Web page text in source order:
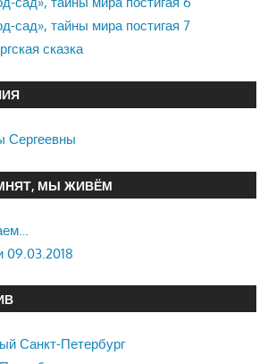
сад», тайны мира постигая 7
сказка
Сергеевны
МЫ ЖИВЁМ
09.03.2018
Санкт-Петербург